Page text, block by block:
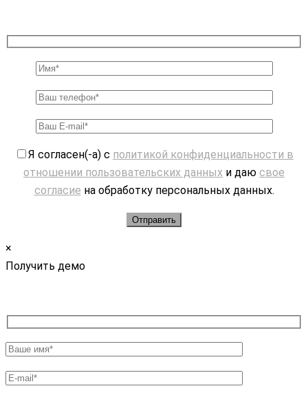
Я согласен(-а) с политикой конфиденциальности в
отношении пользовательских данных и даю свое
согласие на обработку персональных данных.
×
Получить демо